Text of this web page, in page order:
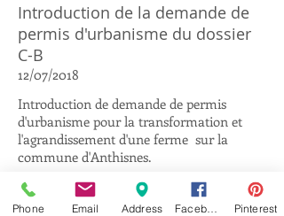
Introduction de la demande de
permis d'urbanisme du dossier
C-B
12/07/2018
Introduction de demande de permis
d'urbanisme pour la transformation et
l'agrandissement d'une ferme sur la
commune d'Anthisnes.
Phone Email Address Pinterest